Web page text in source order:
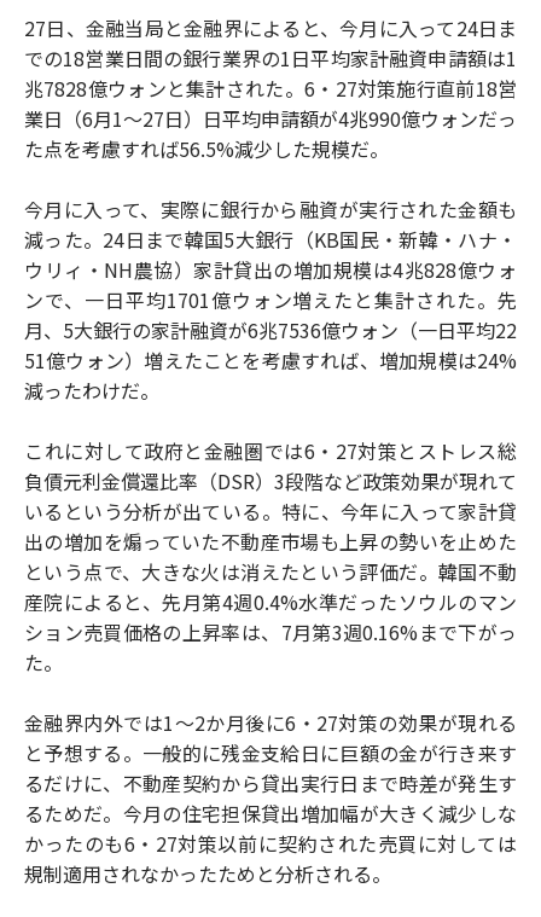
27日、金融当局と金融界によると、今月に入って24日ま
での18営業日間の銀行業界の1日平均家計融資申請額は1
兆7828億ウォンと集計された。6・27対策施行直前18営
業日（6月1～27日）日平均申請額が4兆990億ウォンだっ
た点を考慮すれば56.5%減少した規模だ。
今月に入って、実際に銀行から融資が実行された金額も
減った。24日まで韓国5大銀行（KB国民・新韓・ハナ・
ウリィ・NH農協）家計貸出の増加規模は4兆828億ウォ
ンで、一日平均1701億ウォン増えたと集計された。先
月、5大銀行の家計融資が6兆7536億ウォン（一日平均22
51億ウォン）増えたことを考慮すれば、増加規模は24%
減ったわけだ。
これに対して政府と金融圏では6・27対策とストレス総
負債元利金償還比率（DSR）3段階など政策効果が現れて
いるという分析が出ている。特に、今年に入って家計貸
出の増加を煽っていた不動産市場も上昇の勢いを止めた
という点で、大きな火は消えたという評価だ。韓国不動
産院によると、先月第4週0.4%水準だったソウルのマン
ション売買価格の上昇率は、7月第3週0.16%まで下がっ
た。
金融界内外では1～2か月後に6・27対策の効果が現れる
と予想する。一般的に残金支給日に巨額の金が行き来す
るだけに、不動産契約から貸出実行日まで時差が発生す
るためだ。今月の住宅担保貸出増加幅が大きく減少しな
かったのも6・27対策以前に契約された売買に対しては
規制適用されなかったためと分析される。